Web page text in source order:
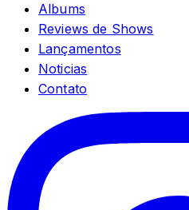
Albums
Reviews de Shows
Lançamentos
Noticias
Contato